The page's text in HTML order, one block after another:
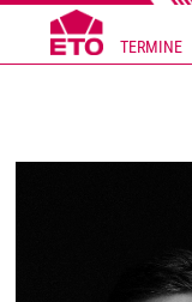
TERMINE